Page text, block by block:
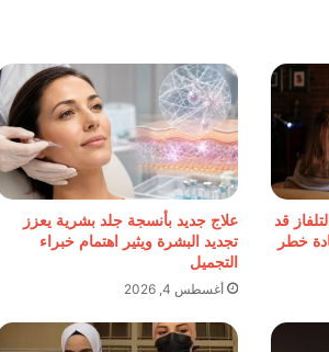
قد
خطر
علاج جديد بأنسجة جلد بشرية يعزز
تجديد البشرة ويثير اهتمام خبراء
التجميل
أغسطس 4, 2026